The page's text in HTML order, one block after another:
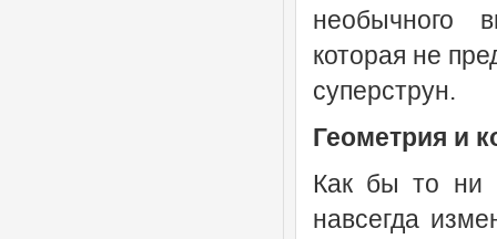
необычного
которая не
суперструн.
Геометрия и
Как бы то ни
навсегда